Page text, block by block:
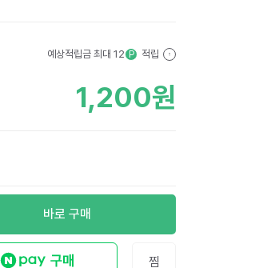
예상적립금 최대 12 P 적립 ?
1,200원
바로 구매
찜